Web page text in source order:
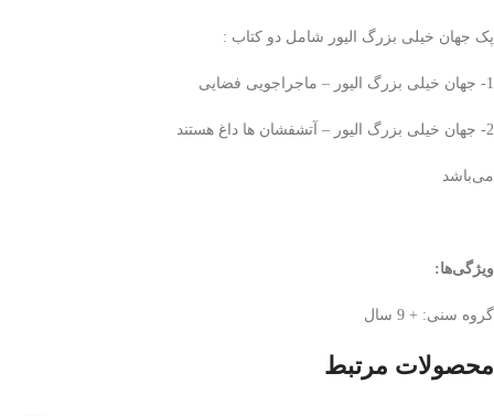
پک جهان خیلی بزرگ الیور شامل دو کتاب :
1- جهان خیلی بزرگ الیور – ماجراجویی فضایی
2- جهان خیلی بزرگ الیور – آتشفشان ها داغ هستند
می‌باشد
ویژگی‌ها:
گروه سنی: + 9 سال
محصولات مرتبط